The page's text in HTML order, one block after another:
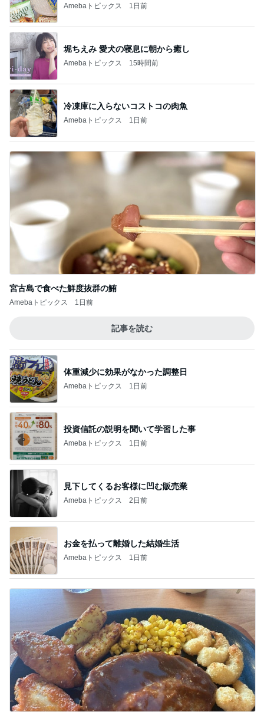
Amebaトピックス 1日前
堀ちえみ 愛犬の寝息に朝から癒し
Amebaトピックス 15時間前
冷凍庫に入らないコストコの肉魚
Amebaトピックス 1日前
宮古島で食べた鮮度抜群の鮪
Amebaトピックス 1日前
記事を読む
体重減少に効果がなかった調整日
Amebaトピックス 1日前
投資信託の説明を聞いて学習した事
Amebaトピックス 1日前
見下してくるお客様に凹む販売業
Amebaトピックス 2日前
お金を払って離婚した結婚生活
Amebaトピックス 1日前